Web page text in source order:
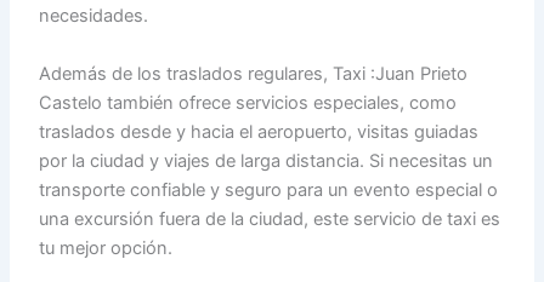
necesidades.
Además de los traslados regulares, Taxi :Juan Prieto
Castelo también ofrece servicios especiales, como
traslados desde y hacia el aeropuerto, visitas guiadas
por la ciudad y viajes de larga distancia. Si necesitas un
transporte confiable y seguro para un evento especial o
una excursión fuera de la ciudad, este servicio de taxi es
tu mejor opción.